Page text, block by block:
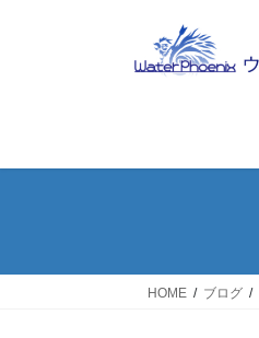
ス
ン
HOME ブログ